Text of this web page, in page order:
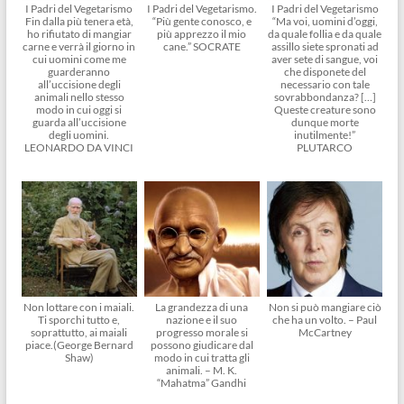
I Padri del Vegetarismo
Fin dalla più tenera età,
ho rifiutato di mangiar
carne e verrà il giorno in
cui uomini come me
guarderanno
all’uccisione degli
animali nello stesso
modo in cui oggi si
guarda all’uccisione
degli uomini.
LEONARDO DA VINCI
I Padri del Vegetarismo.
“Più gente conosco, e
più apprezzo il mio
cane.” SOCRATE
I Padri del Vegetarismo
“Ma voi, uomini d’oggi,
da quale follia e da quale
assillo siete spronati ad
aver sete di sangue, voi
che disponete del
necessario con tale
sovrabbondanza? […]
Queste creature sono
dunque morte
inutilmente!”
PLUTARCO
Non lottare con i maiali.
Ti sporchi tutto e,
soprattutto, ai maiali
piace.(George Bernard
Shaw)
La grandezza di una
nazione e il suo
progresso morale si
possono giudicare dal
modo in cui tratta gli
animali. – M. K.
“Mahatma” Gandhi
Non si può mangiare ciò
che ha un volto. – Paul
McCartney